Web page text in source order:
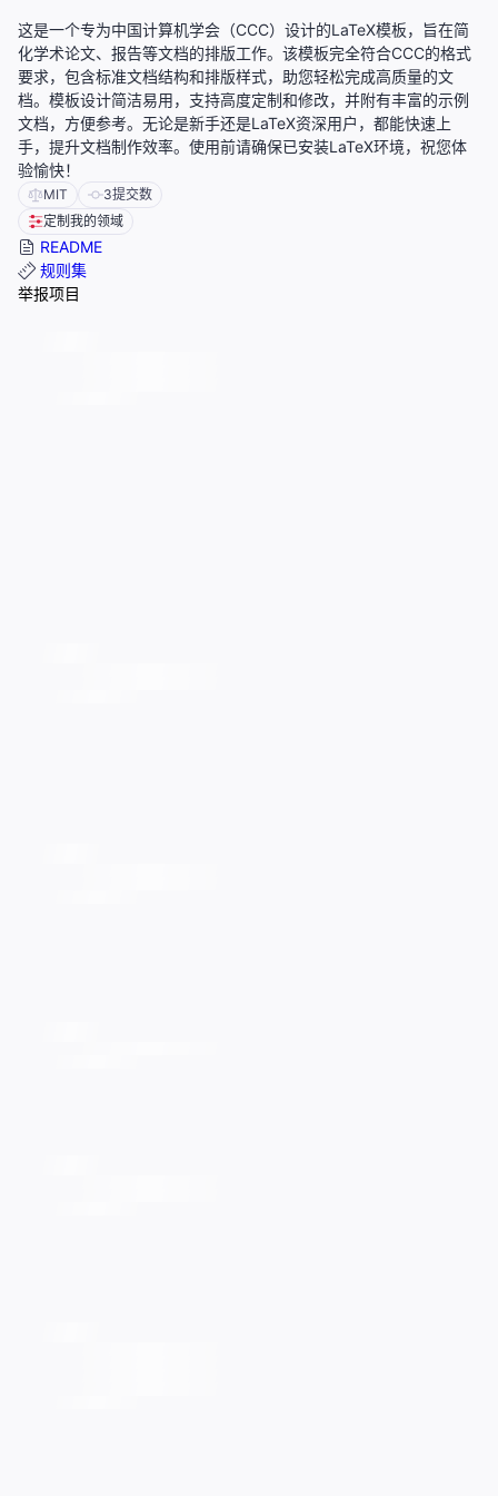
这是一个专为中国计算机学会（CCC）设计的LaTeX模板，旨在简
化学术论文、报告等文档的排版工作。该模板完全符合CCC的格式
要求，包含标准文档结构和排版样式，助您轻松完成高质量的文
档。模板设计简洁易用，支持高度定制和修改，并附有丰富的示例
文档，方便参考。无论是新手还是LaTeX资深用户，都能快速上
手，提升文档制作效率。使用前请确保已安装LaTeX环境，祝您体
验愉快！
MIT 3提交数
定制我的领域
README
规则集
举报项目